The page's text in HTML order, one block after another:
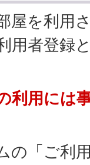
屋を利用
用者登録
利用には
の「ご利